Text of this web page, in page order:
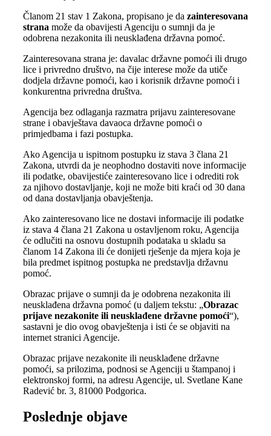
Članom 21 stav 1 Zakona, propisano je da zainteresovana
strana može da obavijesti Agenciju o sumnji da je
odobrena nezakonita ili neusklađena državna pomoć.
Zainteresovana strana je: davalac državne pomoći ili drugo
lice i privredno društvo, na čije interese može da utiče
dodjela državne pomoći, kao i korisnik državne pomoći i
konkurentna privredna društva.
Agencija bez odlaganja razmatra prijavu zainteresovane
strane i obavještava davaoca državne pomoći o
primjedbama i fazi postupka.
Ako Agencija u ispitnom postupku iz stava 3 člana 21
Zakona, utvrdi da je neophodno dostaviti nove informacije
ili podatke, obavijestiće zainteresovano lice i odrediti rok
za njihovo dostavljanje, koji ne može biti kraći od 30 dana
od dana dostavljanja obavještenja.
Ako zainteresovano lice ne dostavi informacije ili podatke
iz stava 4 člana 21 Zakona u ostavljenom roku, Agencija
će odlučiti na osnovu dostupnih podataka u skladu sa
članom 14 Zakona ili će donijeti rješenje da mjera koja je
bila predmet ispitnog postupka ne predstavlja državnu
pomoć.
Obrazac prijave o sumnji da je odobrena nezakonita ili
neusklađena državna pomoć (u daljem tekstu: „Obrazac
prijave nezakonite ili neusklađene državne pomoći“),
sastavni je dio ovog obavještenja i isti će se objaviti na
internet stranici Agencije.
Obrazac prijave nezakonite ili neusklađene državne
pomoći, sa prilozima, podnosi se Agenciji u štampanoj i
elektronskoj formi, na adresu Agencije, ul. Svetlane Kane
Radević br. 3, 81000 Podgorica.
Poslednje objave